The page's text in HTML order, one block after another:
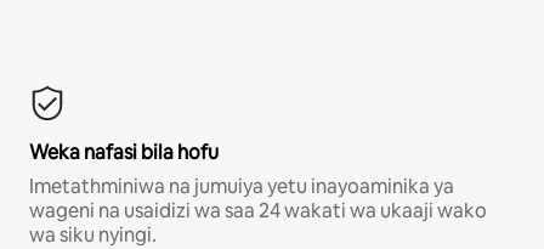
Weka nafasi bila hofu
Imetathminiwa na jumuiya yetu inayoaminika ya
wageni na usaidizi wa saa 24 wakati wa ukaaji wako
wa siku nyingi.